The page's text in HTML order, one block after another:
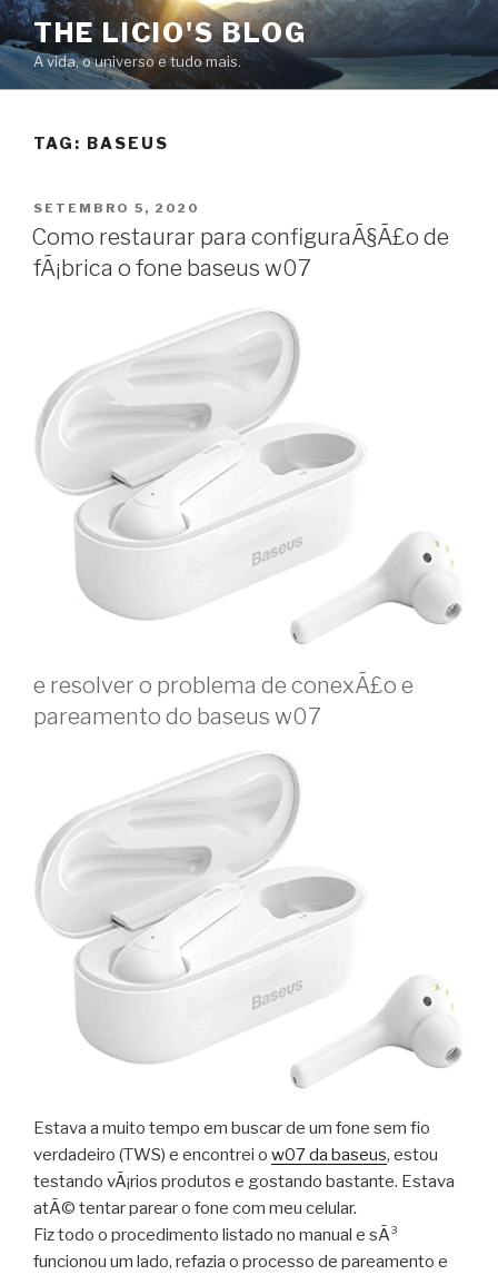
Pular
para
o
conteúdo
THE LICIO'S BLOG
A vida, o universo e tudo mais.
TAG: BASEUS
PUBLICADO
EM
SETEMBRO 5, 2020
Como restaurar para configuraÃ§Ã£o de
fÃ¡brica o fone baseus w07
e resolver o problema de conexÃ£o e
pareamento do baseus w07
Estava a muito tempo em buscar de um fone sem fio
verdadeiro (TWS) e encontrei o w07 da baseus, estou
testando vÃ¡rios produtos e gostando bastante. Estava
atÃ© tentar parear o fone com meu celular.
Fiz todo o procedimento listado no manual e sÃ³
funcionou um lado, refazia o processo de pareamento e